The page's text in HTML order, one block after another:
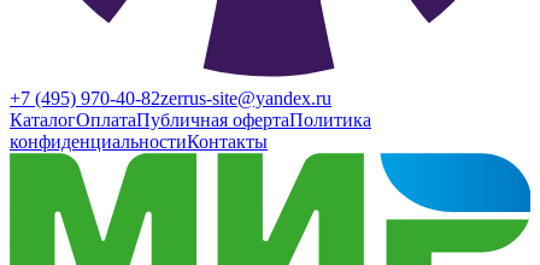
+7 (495) 970-40-82zerrus-site@yandex.ru
КаталогОплатаПубличная офертаПолитика
конфиденциальностиКонтакты